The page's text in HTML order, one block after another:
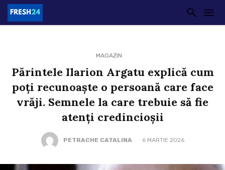
MAGAZIN
Părintele Ilarion Argatu explică cum
poți recunoaște o persoană care face
vrăji. Semnele la care trebuie să fie
atenți credincioșii
PETRACHE CATALINA 6 MARTIE 2026